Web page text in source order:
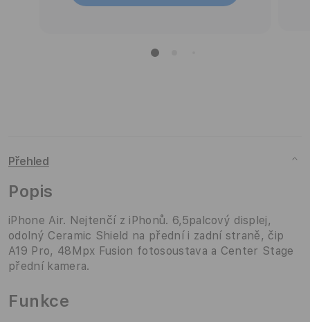
Přehled
Popis
iPhone Air. Nejtenčí z iPhonů. 6,5palcový displej,
odolný Ceramic Shield na přední i zadní straně, čip
A19 Pro, 48Mpx Fusion fotosoustava a Center Stage
přední kamera.
Funkce